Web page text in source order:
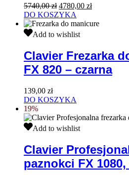
5740,00zł Pierwotna
cena
wynosiła:
5740,00 zł.
4780,00 złAktualna
wynosi:
DO KOSZYKA
Clavier
do
manicure
65W
FX
–
czarna
Add to wishlist
Clavier Frezarka
FX 820 – czarna
139,00 zł
DO KOSZYKA
19%
Clavier
frezarka
do
paznokci
FX
Add to wishlist
Clavier
paznokci FX